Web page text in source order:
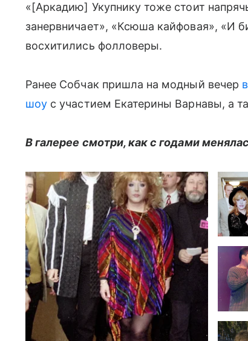
«[Аркадию] Укупнику тоже стоит
занервничает», «Ксюша кайфовая», «И
восхитились фолловеры.
Ранее Собчак пришла на модный вечер
шоу с участием Екатерины Варнавы, а
В галерее смотри, как с годами